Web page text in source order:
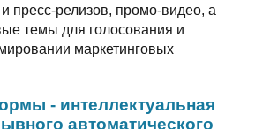
пресс-релизов, промо-видео, а
темы для голосования и
маркетинговых
- интеллектуальная
автоматического